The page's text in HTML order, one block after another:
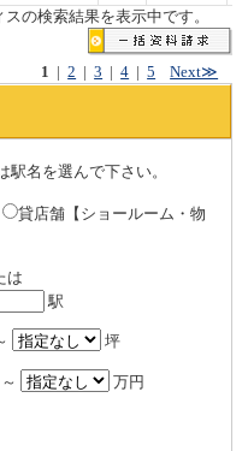
の検索結果を表示中です。
1 |2 |3 |4 |5 Next≫
駅名を選んで下さい。
貸店舗【ショールーム・物
は
駅
坪
万円